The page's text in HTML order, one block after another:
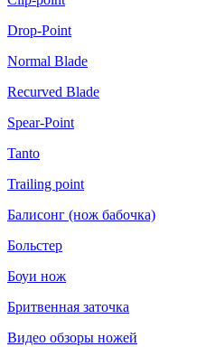
Drop-Point
Normal Blade
Recurved Blade
Spear-Point
Tanto
Trailing point
Балисонг (нож бабочка)
Больстер
Боуи нож
Бритвенная заточка
Видео обзоры ножей